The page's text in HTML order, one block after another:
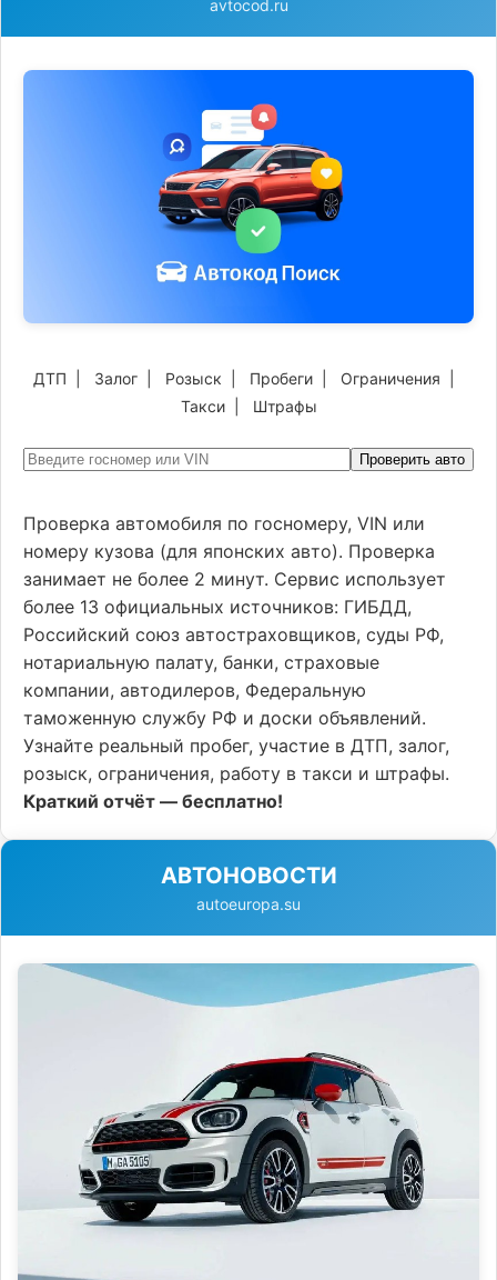
avtocod.ru
ДТП Залог Розыск Пробеги Ограничения
Такси| Штрафы
Проверить авто
Проверка автомобиля по госномеру, VIN или
номеру кузова (для японских авто). Проверка
занимает не более 2 минут. Сервис использует
более 13 официальных источников: ГИБДД,
Российский союз автостраховщиков, суды РФ,
нотариальную палату, банки, страховые
компании, автодилеров, Федеральную
таможенную службу РФ и доски объявлений.
Узнайте реальный пробег, участие в ДТП, залог,
розыск, ограничения, работу в такси и штрафы.
Краткий отчёт — бесплатно!
АВТОНОВОСТИ
autoeuropa.su